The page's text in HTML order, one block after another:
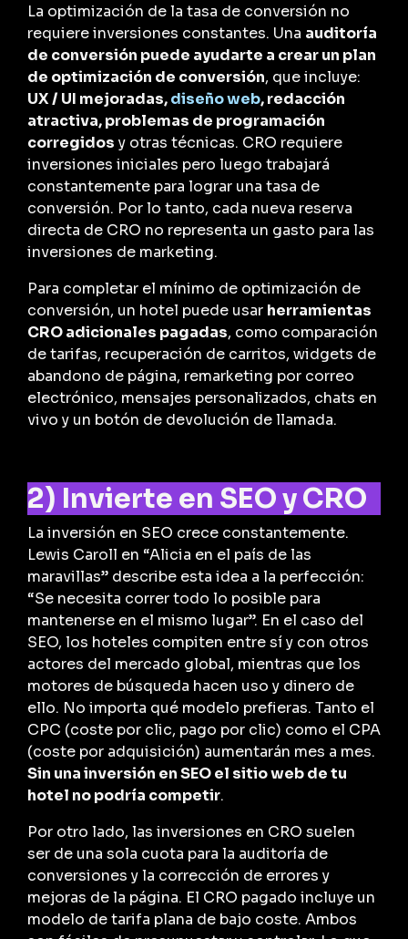
La optimización de la tasa de conversión no
requiere inversiones constantes. Una auditoría
de conversión puede ayudarte a crear un plan
de optimización de conversión, que incluye:
UX / UI mejoradas,diseño web, redacción
atractiva, problemas de programación
corregidos y otras técnicas. CRO requiere
inversiones iniciales pero luego trabajará
constantemente para lograr una tasa de
conversión. Por lo tanto, cada nueva reserva
directa de CRO no representa un gasto para las
inversiones de marketing.
Para completar el mínimo de optimización de
conversión, un hotel puede usar herramientas
CRO adicionales pagadas, como comparación
de tarifas, recuperación de carritos, widgets de
abandono de página, remarketing por correo
electrónico, mensajes personalizados, chats en
vivo y un botón de devolución de llamada.
2) Invierte en SEO y CRO
La inversión en SEO crece constantemente.
Lewis Caroll en “Alicia en el país de las
maravillas” describe esta idea a la perfección:
“Se necesita correr todo lo posible para
mantenerse en el mismo lugar”. En el caso del
SEO, los hoteles compiten entre sí y con otros
actores del mercado global, mientras que los
motores de búsqueda hacen uso y dinero de
ello. No importa qué modelo prefieras. Tanto el
CPC (coste por clic, pago por clic) como el CPA
(coste por adquisición) aumentarán mes a mes.
Sin una inversión en SEO el sitio web de tu
hotel no podría competir.
Por otro lado, las inversiones en CRO suelen
ser de una sola cuota para la auditoría de
conversiones y la corrección de errores y
mejoras de la página. El CRO pagado incluye un
modelo de tarifa plana de bajo coste. Ambos